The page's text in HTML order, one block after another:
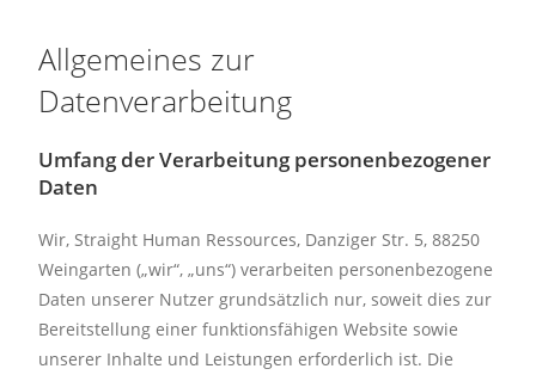
Allgemeines zur
Datenverarbeitung
Umfang der Verarbeitung personenbezogener
Daten
Wir, Straight Human Ressources, Danziger Str. 5, 88250
Weingarten („wir“, „uns“) verarbeiten personenbezogene
Daten unserer Nutzer grundsätzlich nur, soweit dies zur
Bereitstellung einer funktionsfähigen Website sowie
unserer Inhalte und Leistungen erforderlich ist. Die